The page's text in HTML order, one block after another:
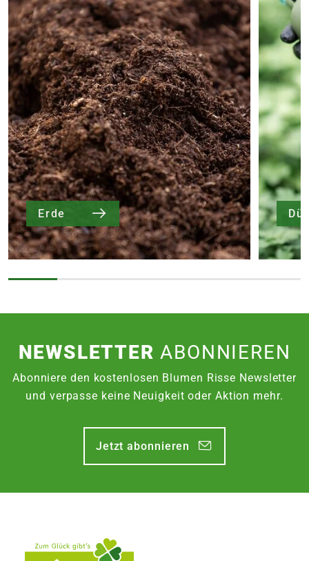
Erde
NEWSLETTERABONNIEREN
Abonniere den kostenlosen Blumen Risse Newsletter
und verpasse keine Neuigkeit oder Aktion mehr.
Jetzt abonnieren